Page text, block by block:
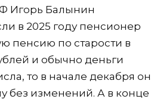
Игорь Балынин
в 2025 году пенсионер
пенсию по старости в
и обычно деньги
то в начале декабря он
без изменений. А в конце